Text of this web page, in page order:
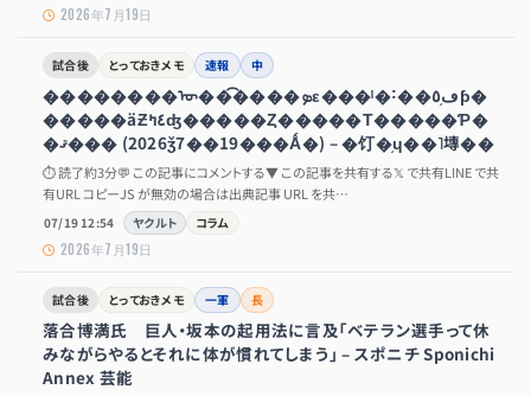
2026年7月19日
試合後 とっておきメモ 速報 中
��������ᡡ��͡����ܤε���ˡ�˸��ڡ֥٥ƥ�
�����äƵ٤ߤʤ�����Ȥ�����Τ�����Ƥ�
�ޤ��� (2026ǯ7��19���Ǻ�) – �饤�֥ɥ��˥塼��
⏱ 読了約3分💬 この記事にコメントする▼ この記事を共有する𝕏 で共有LINE で共
有URL コピーJS が無効の場合は出典記事 URL を共…
07/19 12:54 ヤクルト コラム
2026年7月19日
試合後 とっておきメモ 一軍 長
落合博満氏 巨人・坂本の起用法に言及「ベテラン選手って休
みながらやるとそれに体が慣れてしまう」 – スポニチ Sponichi
Annex 芸能